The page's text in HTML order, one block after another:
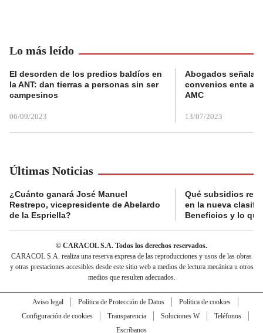
Lo más leído
El desorden de los predios baldíos en
la ANT: dan tierras a personas sin ser
campesinos
06/09/2023
Abogados
convenios ente
AMC
13/07/2023
Últimas Noticias
¿Cuánto ganará José Manuel
Restrepo, vicepresidente de Abelardo
de la Espriella?
Qué subsidios
en la nueva
Beneficios y lo
© CARACOL S.A. Todos los derechos reservados.
CARACOL S.A. realiza una reserva expresa de las reproducciones y usos de las obras
y otras prestaciones accesibles desde este sitio web a medios de lectura mecánica u otros
medios que resulten adecuados.
Aviso legal Política de Protección de Datos
Política de cookies
Configuración de cookies
Transparencia Soluciones W
Teléfonos
Escríbanos